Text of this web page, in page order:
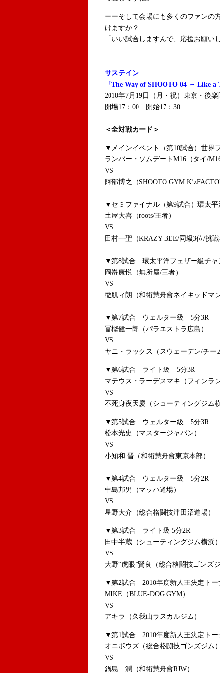
ーーそして会場にも多くのファンの
けますか？
「いい試合しますんで、応援お願
サステイン
「The Way of SHOOTO 04 ～ Like
2010年7月19日（月・祝）東京・後
開場17：00 開始17：30
＜全対戦カード＞
▼メインイベント（第10試合）世界
ランバー・ソムデートM16（タイ/
VS
阿部博之（SHOOTO GYM
▼セミファイナル（第9試合）環太
土屋大喜（roots/王者）
VS
田村一聖（KRAZY BEE/同級3位/挑
▼第8試合 環太平洋フェザー級チ
岡嵜康悦（無所属/王者）
VS
徹肌ィ朗（和術慧舟會ネイキッドマ
▼第7試合 ウェルター級 5分3R
冨樫健一郎（パラエストラ広島）
VS
ヤニ・ラックス（スウェーデン/チ
▼第6試合 ライト級 5分3R
マテウス・ラーデスマキ（フィンラ
VS
不死身夜天慶（シューティングジム
▼第5試合 ウェルター級 5分3R
松本光史（マスタージャパン）
VS
小知和 晋（和術慧舟會東京本部）
▼第4試合 ウェルター級 5分2R
中島邦男（マッハ道場）
VS
星野大介（総合格闘技津田沼道場）
▼第3試合 ライト級 5分2R
田中半蔵（シューティングジム横浜
VS
大野“虎眼”賢良（総合格闘技ゴンズ
▼第2試合 2010年度新人王決定ト
MIKE（BLUE-DOG GYM）
VS
アキラ（久我山ラスカルジム）
▼第1試合 2010年度新人王決定ト
オニボウズ（総合格闘技ゴンズジム
VS
鍋島 潤（和術慧舟會RJW）